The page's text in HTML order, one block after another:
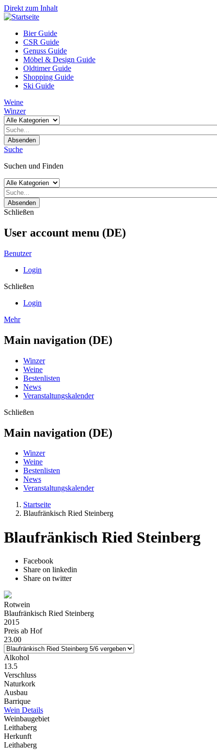
Direkt zum Inhalt
Bier Guide
CSR Guide
Genuss Guide
Möbel & Design Guide
Oldtimer Guide
Shopping Guide
Ski Guide
Weine
Winzer
Absenden
Suche
Suchen und Finden
Absenden
Schließen
User account menu (DE)
Benutzer
Login
Schließen
Login
Mehr
Main navigation (DE)
Winzer
Weine
Bestenlisten
News
Veranstaltungskalender
Schließen
Main navigation (DE)
Winzer
Weine
Bestenlisten
News
Veranstaltungskalender
Startseite
Blaufränkisch Ried Steinberg
Blaufränkisch Ried Steinberg
Facebook
Share on linkedin
Share on twitter
Rotwein
Blaufränkisch Ried Steinberg
2015
Preis ab Hof
23.00
Alkohol
13.5
Verschluss
Naturkork
Ausbau
Barrique
Wein Details
Weinbaugebiet
Leithaberg
Herkunft
Leithaberg